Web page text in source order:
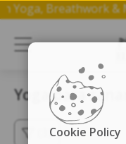
on Yoga, Breathwork
Yoga para
(3)Cookie Policy